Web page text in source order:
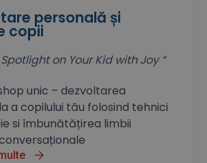
personală și
copii
Spotlight on Your Kid with Joy “
unic – dezvoltarea
a copilului tău folosind tehnici
si îmbunătățirea limbii